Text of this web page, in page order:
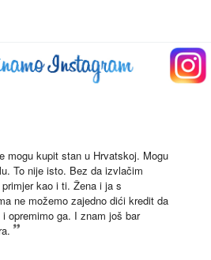
mogu kupit stan u Hrvatskoj. Mogu
To nije isto. Bez da izvlačim
kao i ti. Žena i ja s
ne možemo zajedno dići kredit da
opremimo ga. I znam još bar